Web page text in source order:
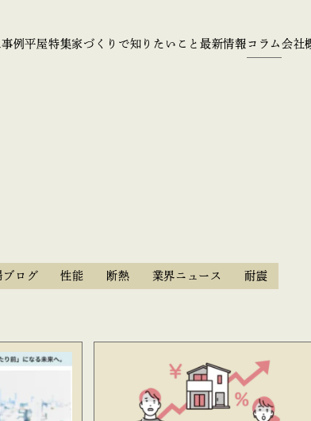
例平屋特集家づくりで知りたいこと最新情報 コラム 会社
ブログ 性能 断熱 業界ニュース 耐震